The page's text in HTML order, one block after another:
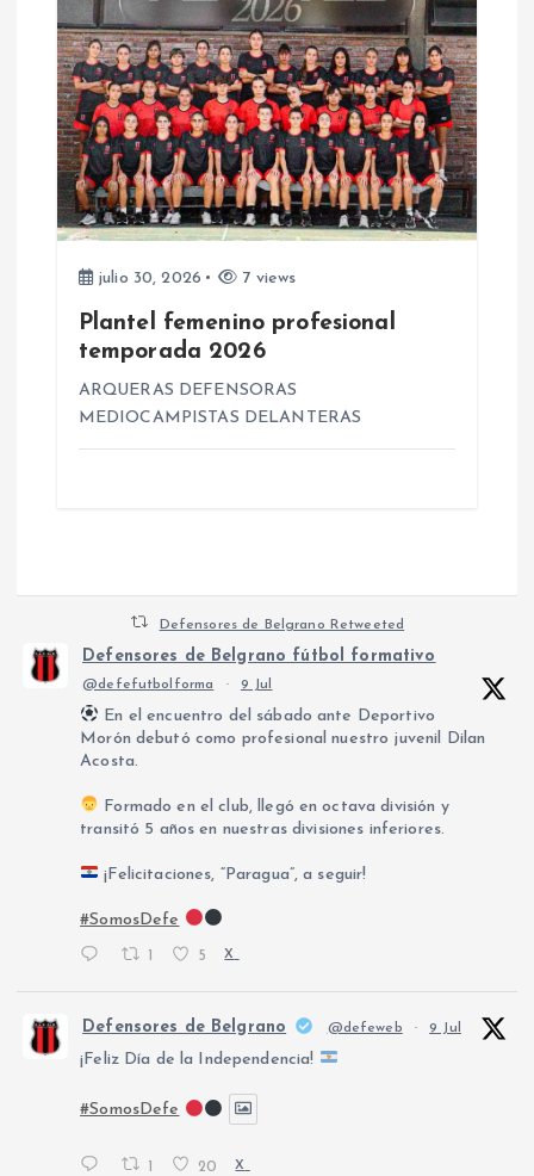
d
a
s
julio 30, 2026 7 views
Plantel femenino profesional
temporada 2026
ARQUERAS DEFENSORAS
MEDIOCAMPISTAS DELANTERAS
Defensores de Belgrano Retweeted
Defensores de Belgrano fútbol formativo
@defefutbolforma · 9 Jul
En el encuentro del sábado ante Deportivo
Morón debutó como profesional nuestro juvenil Dilan
Acosta.
Formado en el club, llegó en octava división y
transitó 5 años en nuestras divisiones inferiores.
¡Felicitaciones, “Paragua”, a seguir!
#SomosDefe
1 5 X
Defensores de Belgrano @defeweb · 9 Jul
¡Feliz Día de la Independencia!
#SomosDefe
1 20 X